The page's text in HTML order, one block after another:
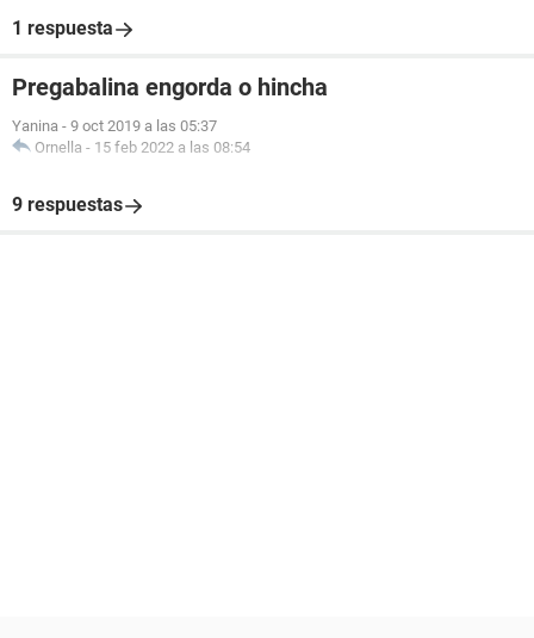
1 respuesta
Pregabalina engorda o hincha
Yanina - 9 oct 2019 a las 05:37
Ornella - 15 feb 2022 a las 08:54
9 respuestas